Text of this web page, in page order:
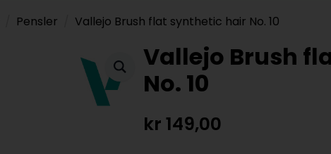
Pensler Vallejo Brush flat synthetic hair No. 10
Vallejo Brush
No. 10
kr 149,00